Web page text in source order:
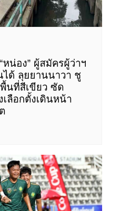
หน่อง” ผู้สมัครผู้ว่าฯ
ได้ ลุยยานนาวา ชู
นที่สีเขียว ซัด
เลือกตั้งเดินหน้า